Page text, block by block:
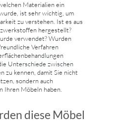
Materialien ein
ist sehr wichtig, um
zu verstehen. Ist es aus
hergestellt?
verwendet? Wurden
Verfahren
Unterschiede zwischen
zu kennen, damit Sie nicht
sondern auch
Ihren Möbeln haben.
diese Möbel